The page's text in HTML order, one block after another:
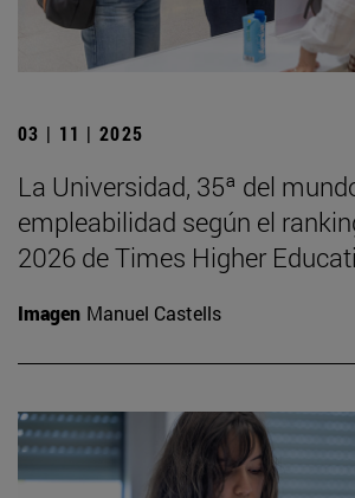
03 | 11 | 2025
La Universidad, 35ª del
empleabilidad según el
2026 de Times Higher
Imagen Manuel Castells